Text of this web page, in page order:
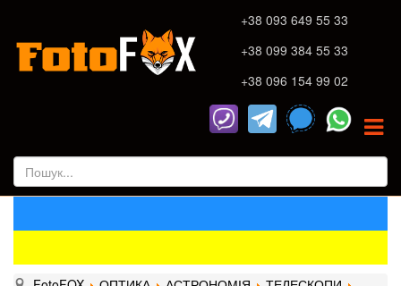
+38 093 649 55 33
+38 099 384 55 33
+38 096 154 99 02